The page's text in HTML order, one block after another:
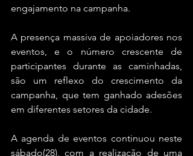
engajamento na campanha.
A presença massiva de apoiadores nos
eventos, e o número crescente de
participantes durante as caminhadas,
são um reflexo do crescimento da
campanha, que tem ganhado adesões
em diferentes setores da cidade.
A agenda de eventos continuou neste
sábado(28), com a realização de uma